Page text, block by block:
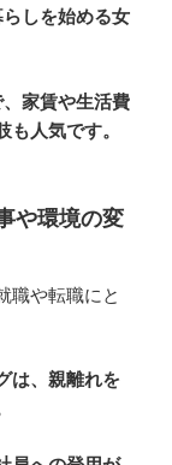
しを始める女
家賃や生活費
人気です。
や環境の変
職や転職にと
は、親離れを